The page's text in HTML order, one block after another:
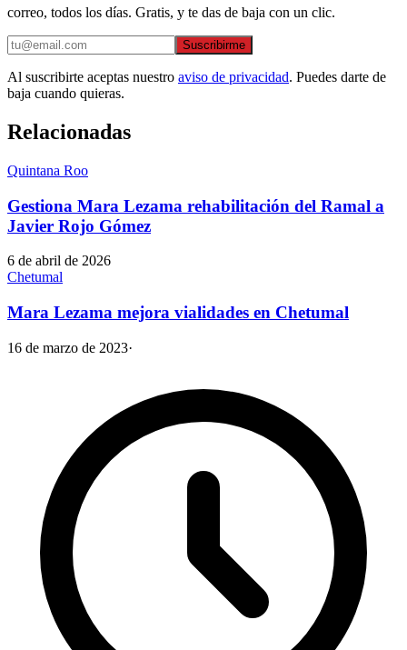
correo, todos los días. Gratis, y te das de baja con un clic.
Suscribirme
Al suscribirte aceptas nuestro aviso de privacidad. Puedes darte de
baja cuando quieras.
Relacionadas
Quintana Roo
Gestiona Mara Lezama rehabilitación del Ramal a
Javier Rojo Gómez
6 de abril de 2026
Chetumal
Mara Lezama mejora vialidades en Chetumal
16 de marzo de 2023·